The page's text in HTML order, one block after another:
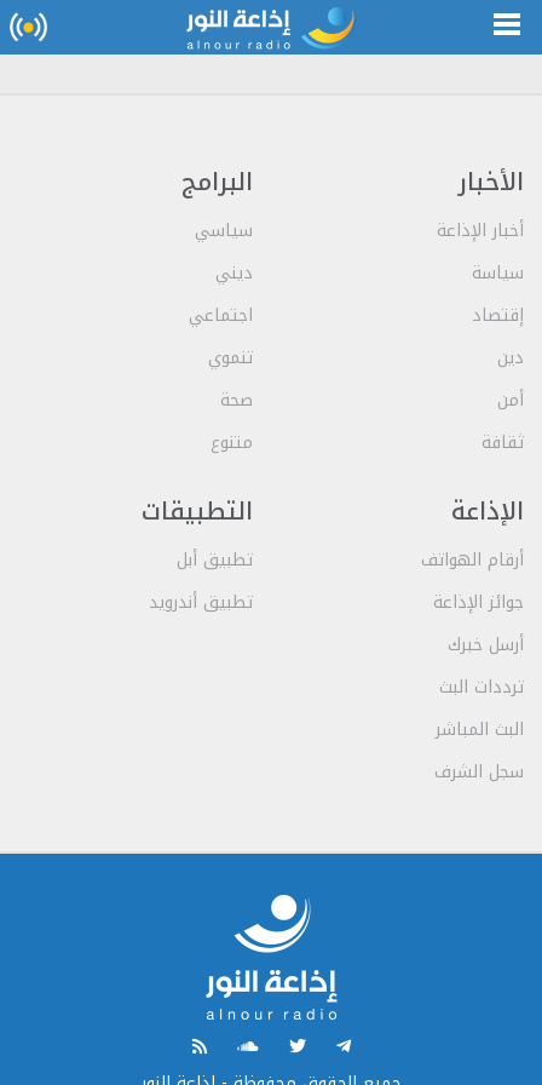
الأخبار
أخبار الإذاعة
سياسة
إقتصاد
دين
أمن
ثقافة
البرامج
سياسي
ديني
اجتماعي
تنموي
صحة
متنوع
الإذاعة
أرقام الهواتف
جوائز الإذاعة
أرسل خبرك
ترددات البث
البث المباشر
سجل الشرف
التطبيقات
تطبيق أبل
تطبيق أندرويد